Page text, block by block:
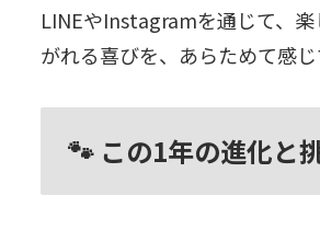
LINEやInstagramを通じて、
がれる喜びを、あらためて感じ
🐾 この1年の進化と